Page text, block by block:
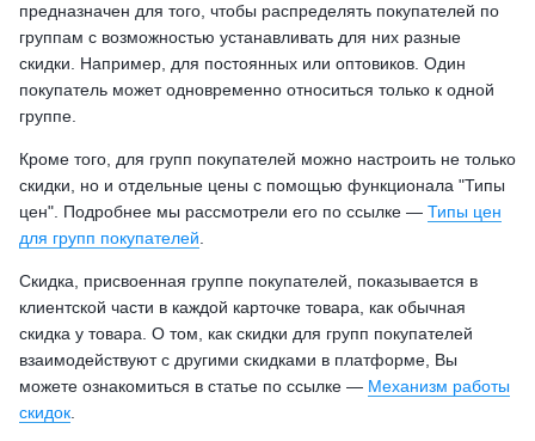
предназначен для того, чтобы распределять покупателей по
группам с возможностью устанавливать для них разные
скидки. Например, для постоянных или оптовиков. Один
покупатель может одновременно относиться только к одной
группе.
Кроме того, для групп покупателей можно настроить не только
скидки, но и отдельные цены с помощью функционала "Типы
цен". Подробнее мы рассмотрели его по ссылке — Типы цен
для групп покупателей
Скидка, присвоенная группе покупателей, показывается в
клиентской части в каждой карточке товара, как обычная
скидка у товара. О том, как скидки для групп покупателей
взаимодействуют с другими скидками в платформе, Вы
можете ознакомиться в статье по ссылке — Механизм работы
скидок